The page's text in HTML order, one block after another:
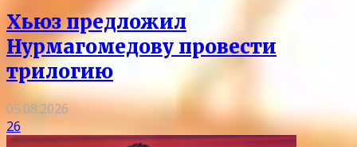
Хьюз предложил
Нурмагомедову провести
трилогию
05.08.2026
26